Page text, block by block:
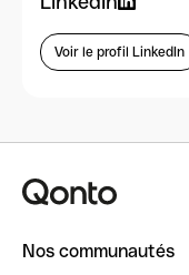
Voir le profil LinkedIn
Nos communautés